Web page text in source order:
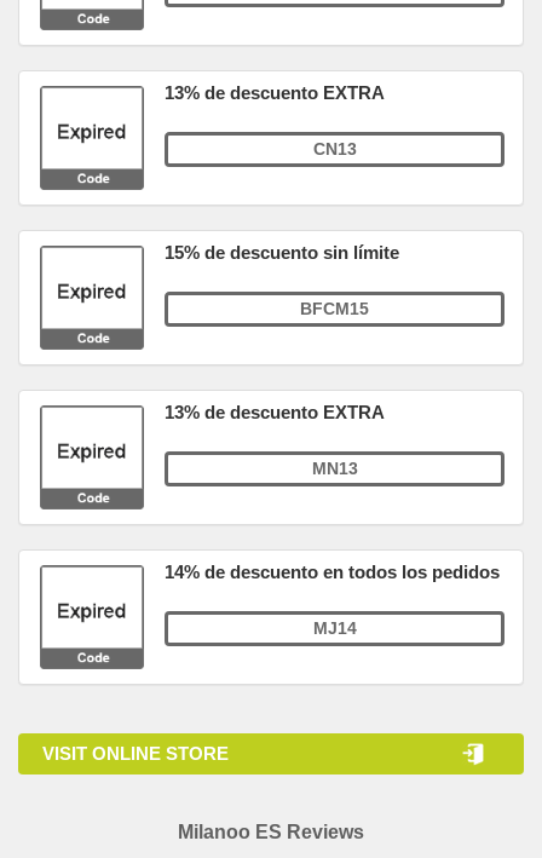
13% de descuento EXTRA
CN13
15% de descuento sin límite
BFCM15
13% de descuento EXTRA
MN13
14% de descuento en todos los pedidos
MJ14
VISIT ONLINE STORE
Milanoo ES Reviews